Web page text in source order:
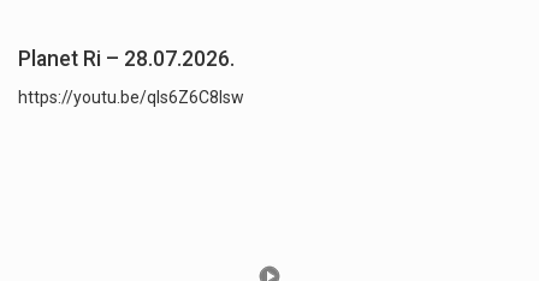
Planet Ri – 28.07.2026.
https://youtu.be/qls6Z6C8lsw